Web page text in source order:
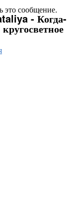
это сообщение.
- Когда-